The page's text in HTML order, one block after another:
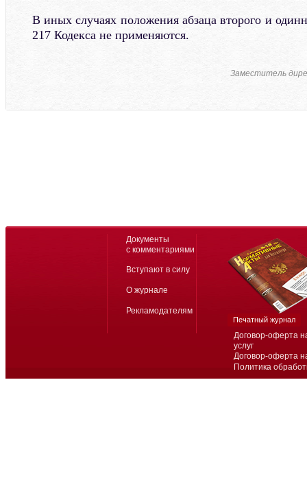
В иных случаях положения абзаца второго и
217 Кодекса не применяются.
Заместитель
Договор-оферта
услуг
Договор-оферта
Политика
Документы
с комментариями
Вступают в силу
О журнале
Рекламодателям
Печатный журнал